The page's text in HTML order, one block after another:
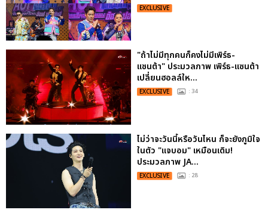
EXCLUSIVE
"ถ้าไม่มีทุกคนก็คงไม่มีเพิร์ธ-
แซนต้า" ประมวลภาพ เพิร์ธ-แซนต้า
เปลี่ยนฮอลล์ให...
EXCLUSIVE : 34
ไม่ว่าจะวันนี้หรือวันไหน ก็จะยังภูมิใจ
ในตัว "แจบอม" เหมือนเดิม!
ประมวลภาพ JA...
EXCLUSIVE : 28